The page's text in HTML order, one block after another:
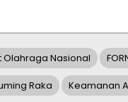
Olahraga Nasional
Raka Keamanan